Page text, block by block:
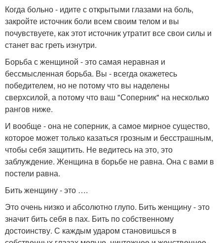
Когда больно - идите с открытыми глазами на боль,
закройте источник боли всем своим телом и вы
почувствуете, как этот источник утратит все свои силы и
станет вас греть изнутри.
Борьба с женщиной - это самая неравная и
бессмысленная борьба. Вы - всегда окажетесь
победителем, но не потому что вы наделены
сверхсилой, а потому что ваш "Соперник" на несколько
рангов ниже.
И вообще - она не соперник, а самое мирное существо,
которое может только казаться грозным и бесстрашным,
чтобы себя защитить. Не ведитесь на это, это
заблуждение. Женщина в борьбе не равна. Она с вами в
постели равна.
Бить женщину - это ….
Это очень низко и абсолютно глупо. Бить женщину - это
значит бить себя в пах. Бить по собственному
достоинству. С каждым ударом становишься в